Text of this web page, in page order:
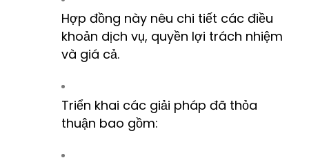
Hợp đồng này nêu chi tiết các điều
khoản dịch vụ, quyền lợi trách nhiệm
và giá cả.
Triển khai các giải pháp đã thỏa
thuận bao gồm: